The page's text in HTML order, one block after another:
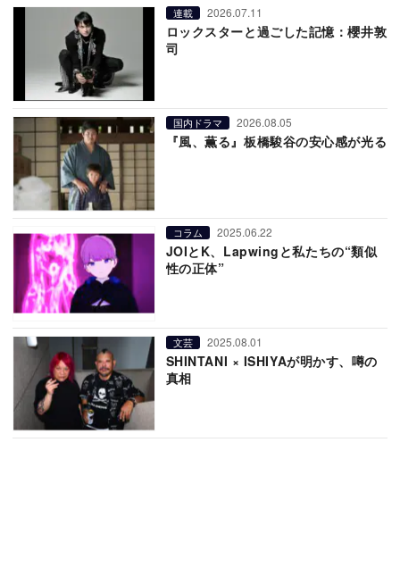
連載 2026.07.11
ロックスターと過ごした記憶：櫻井敦
司
国内ドラマ 2026.08.05
『風、薫る』板橋駿谷の安心感が光る
コラム 2025.06.22
JOIとK、Lapwingと私たちの“類似
性の正体”
文芸 2025.08.01
SHINTANI × ISHIYAが明かす、噂の
真相